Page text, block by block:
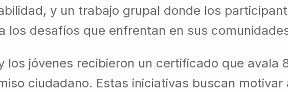
y un trabajo grupal donde los
los desafíos que enfrentan en sus
los jóvenes recibieron un certificado que avala
ciudadano. Estas iniciativas buscan